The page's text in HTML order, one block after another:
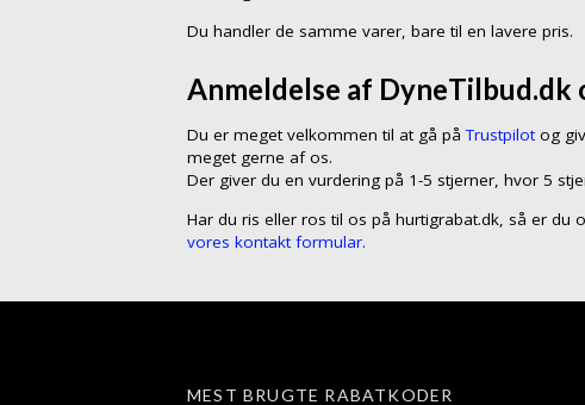
Du handler de samme varer, bare til en lavere pris.
Anmeldelse af
Du er meget velkommen til at gå påTrustpilotog
meget gerne af os.
Der giver du en vurdering på 1-5 stjerner, hvor 5
Har du ris eller ros til os på hurtigrabat.dk, så er
vores kontakt formular.
MEST BRUGTE RABATKODER